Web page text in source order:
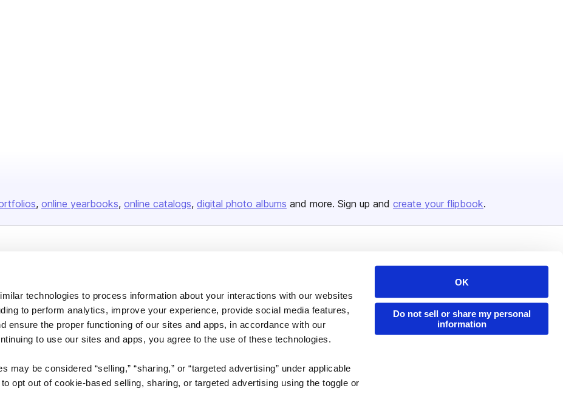
technologies to process information about your interactions with our websites
to perform analytics, improve your experience, provide social media features,
ensure the proper functioning of our sites and apps, in accordance with our
to use our sites and apps, you agree to the use of these technologies.
may be considered “selling,” “sharing,” or “targeted advertising” under applicable
opt out of cookie-based selling, sharing, or targeted advertising using the toggle or
OK
Do not sell or share my personal
information
online yearbooks online catalogs digital photo albums and more. Sign up and create your flipbook.
Careers
Plans & Pricing
Press
Features
Flipbook
Industries
Developers
Publisher Directory
Redeem Code